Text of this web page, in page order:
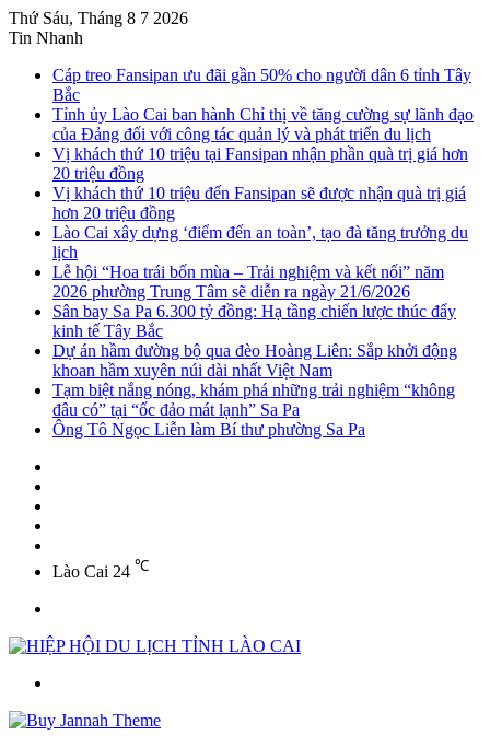
Thứ Sáu, Tháng 8 7 2026
Tin Nhanh
Cáp treo Fansipan ưu đãi gần 50% cho người dân 6 tỉnh Tây
Bắc
Tỉnh ủy Lào Cai ban hành Chỉ thị về tăng cường sự lãnh đạo
của Đảng đối với công tác quản lý và phát triển du lịch
Vị khách thứ 10 triệu tại Fansipan nhận phần quà trị giá hơn
20 triệu đồng
Vị khách thứ 10 triệu đến Fansipan sẽ được nhận quà trị giá
hơn 20 triệu đồng
Lào Cai xây dựng ‘điểm đến an toàn’, tạo đà tăng trưởng du
lịch
Lễ hội “Hoa trái bốn mùa – Trải nghiệm và kết nối” năm
2026 phường Trung Tâm sẽ diễn ra ngày 21/6/2026
Sân bay Sa Pa 6.300 tỷ đồng: Hạ tầng chiến lược thúc đẩy
kinh tế Tây Bắc
Dự án hầm đường bộ qua đèo Hoàng Liên: Sắp khởi động
khoan hầm xuyên núi dài nhất Việt Nam
Tạm biệt nắng nóng, khám phá những trải nghiệm “không
đâu có” tại “ốc đảo mát lạnh” Sa Pa
Ông Tô Ngọc Liễn làm Bí thư phường Sa Pa
Lào Cai 24 ℃